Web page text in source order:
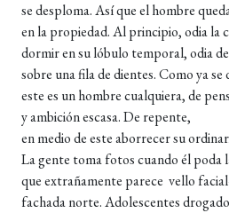
se desploma. Así que el hombre
en la propiedad. Al principio, odia la
dormir en su lóbulo temporal, odia
sobre una fila de dientes. Como ya se
este es un hombre cualquiera, de
y ambición escasa. De repente,
en medio de este aborrecer su
La gente toma fotos cuando él poda
que extrañamente parece vello
fachada norte. Adolescentes